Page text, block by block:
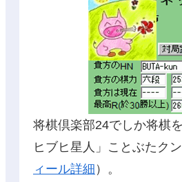
将棋倶楽部24でしか将棋
ヒブヒ星人」ことぶたク
ィール詳細 ）。